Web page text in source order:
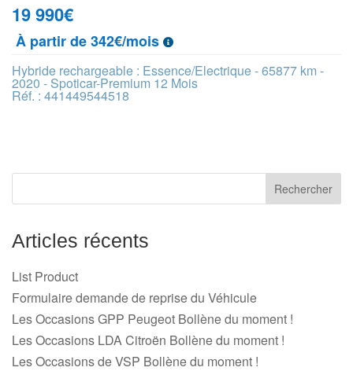
19 990€
À partir de 342€/mois
Hybride rechargeable : Essence/Electrique - 65877 km -
2020 - Spoticar-Premium 12 Mois
Réf. : 441449544518
Articles récents
List Product
Formulaire demande de reprise du Véhicule
Les Occasions GPP Peugeot Bollène du moment !
Les Occasions LDA Citroën Bollène du moment !
Les Occasions de VSP Bollène du moment !